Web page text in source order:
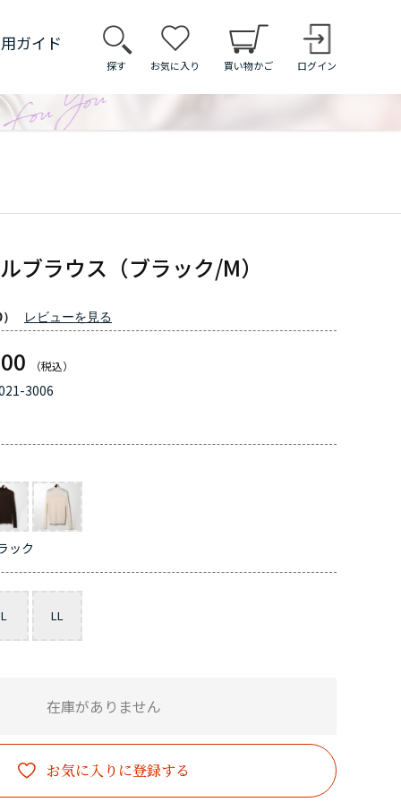
ガイド
探す お気に入り 買い物かご ログイン
ブラウス（ブラック/M）
レビューを見る
3006
ック
L LL
在庫がありません
お気に入りに登録する